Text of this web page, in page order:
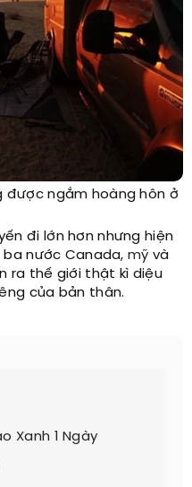
được ngắm hoàng hôn ở
đi lớn hơn nhưng hiện
ba nước Canada,mỹ và
ra thế giới thật kì diệu
của bản thân.
Xanh 1 Ngày